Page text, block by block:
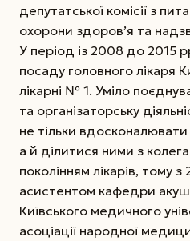
депутатської комісії з
охорони здоров’я та
У період із 2008 до 2015
посаду головного лікаря
лікарні № 1. Уміло
та організаторську
не тільки вдосконалювати
а й ділитися ними з
поколінням лікарів, тому
асистентом кафедри
Київського медичного
асоціації народної